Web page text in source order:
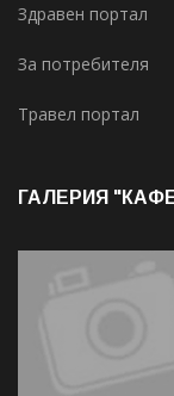
Здравен портал
За потребителя
Травел портал
ГАЛЕРИЯ